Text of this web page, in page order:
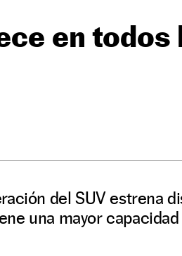
en todos
del SUV estrena
una mayor